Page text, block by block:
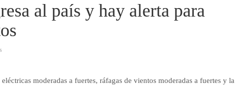
al país y hay alerta para
moderadas a fuertes, ráfagas de vientos moderadas a fuertes y la